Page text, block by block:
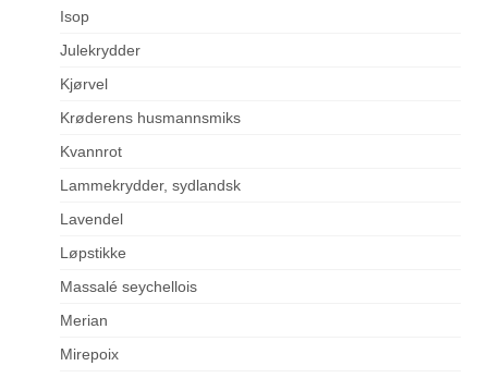
Isop
Julekrydder
Kjørvel
Krøderens husmannsmiks
Kvannrot
Lammekrydder, sydlandsk
Lavendel
Løpstikke
Massalé seychellois
Merian
Mirepoix